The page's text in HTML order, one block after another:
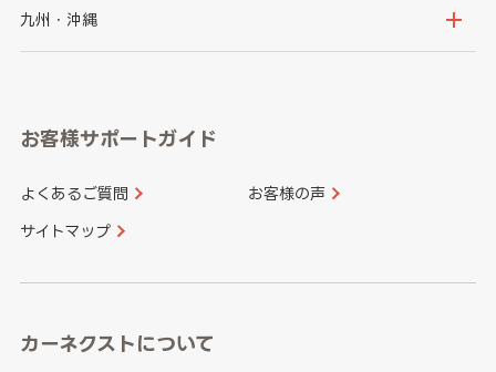
山梨県
愛知県
京都府
和歌山県
鳥取県
山口県
香川県 愛媛県
九州・沖縄
長崎県
大分県 宮崎県
お客様サポートガイド
よくあるご質問 お客様の声
サイトマップ
カーネクストについて